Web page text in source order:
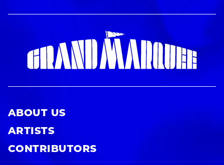
ABOUT US
ARTISTS
CONTRIBUTORS